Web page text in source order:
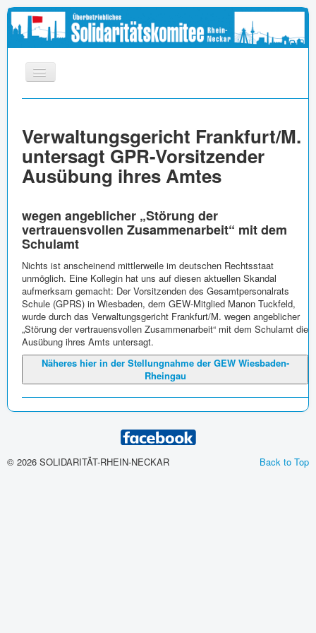
INFOS
APPELL
MEDIEN
IMPRESSUM
Verwaltungsgericht Frankfurt/M.
untersagt GPR-Vorsitzender
Ausübung ihres Amtes
wegen angeblicher „Störung der
vertrauensvollen Zusammenarbeit“ mit dem
Schulamt
Nichts ist anscheinend mittlerweile im deutschen Rechtsstaat
unmöglich. Eine Kollegin hat uns auf diesen aktuellen Skandal
aufmerksam gemacht: Der Vorsitzenden des Gesamtpersonalrats
Schule (GPRS) in Wiesbaden, dem GEW-Mitglied Manon Tuckfeld,
wurde durch das Verwaltungsgericht Frankfurt/M. wegen angeblicher
„Störung der vertrauensvollen Zusammenarbeit“ mit dem Schulamt die
Ausübung ihres Amts untersagt.
Näheres hier in der Stellungnahme der GEW Wiesbaden-
Rheingau
Back to Top
© 2026 SOLIDARITÄT-RHEIN-NECKAR